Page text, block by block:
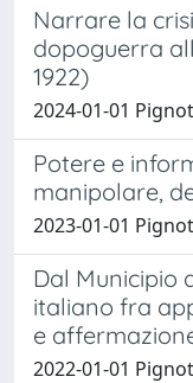
Narrare la
dopoguerra
1922)
2024-01-01
Potere e
manipolare,
2023-01-01
Dal Municipio
italiano fra
e
2022-01-01